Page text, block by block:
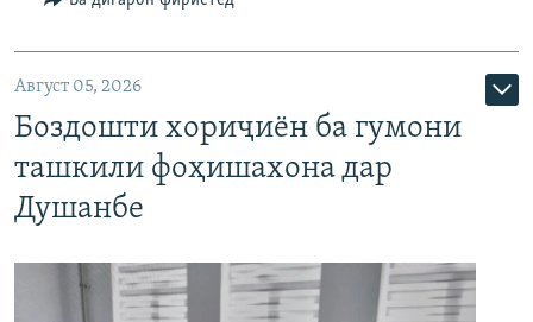
Август 05, 2026
Боздошти хориҷиён ба гумони
ташкили фоҳишахона дар
Душанбе